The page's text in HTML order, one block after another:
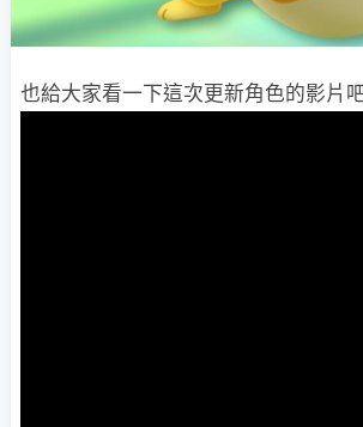
也給大家看一下這次更新角色的影片吧